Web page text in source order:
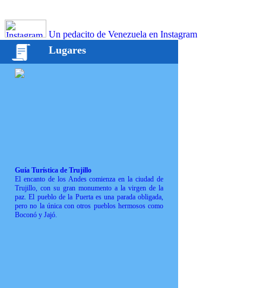
Un pedacito de Venezuela en Instagram
Lugares
Guía Turística de Trujillo
El encanto de los Andes comienza en la ciudad de
Trujillo, con su gran monumento a la virgen de la
paz. El pueblo de la Puerta es una parada obligada,
pero no la única con otros pueblos hermosos como
Boconó y Jajó.